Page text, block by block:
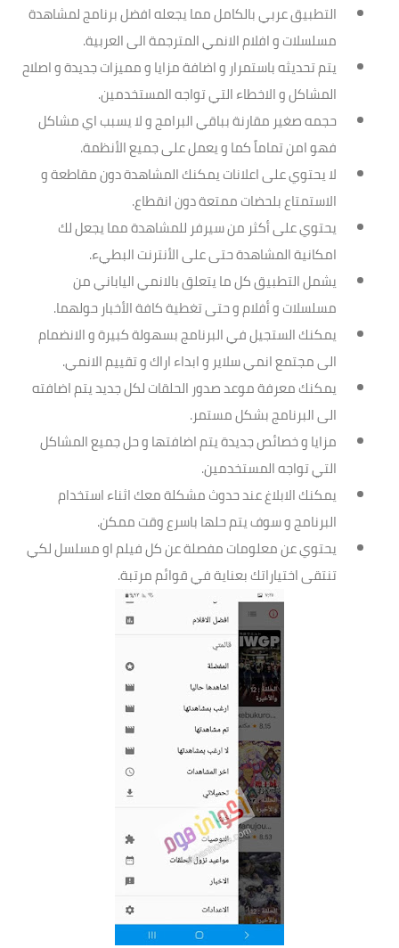
التطبيق عربي بالكامل مما يجعله افضل برنامج لمشاهدة
مسلسلات و افلام الانمي المترجمة الى العربية.
يتم تحديثه باستمرار و اضافة مزايا و مميزات جديدة و اصلاح
المشاكل و الاخطاء التي تواجه المستخدمين.
حجمه صغير مقارنة بباقي البرامج و لا يسبب اي مشاكل
فهو امن تماماً كما و يعمل على جميع الأنظمة.
لا يحتوي على اعلانات يمكنك المشاهدة دون مقاطعة و
الاستمتاع بلحضات ممتعة دون انقطاع.
يحتوي على أكثر من سيرفر للمشاهدة مما يجعل لك
امكانية المشاهدة حتى على الأنترنت البطيء.
يشمل التطبيق كل ما يتعلق بالانمي الياباني من
مسلسلات و أفلام و حتى تغطية كافة الأخبار حولهما.
يمكنك الستجيل في البرنامج بسهولة كبيرة و الانضمام
الى مجتمع انمي سلاير و ابداء اراك و تقييم الانمي.
يمكنك معرفة موعد صدور الحلقات لكل جديد يتم اضافته
الى البرنامج بشكل مستمر.
مزايا و خصائص جديدة يتم اضافتها و حل جميع المشاكل
التي تواجه المستخدمين.
يمكنك الابلاغ عند حدوث مشكلة معك اثناء استخدام
البرنامج و سوف يتم حلها باسرع وقت ممكن.
يحتوي عن معلومات مفصلة عن كل فيلم او مسلسل لكي
تنتقى اختياراتك بعناية في قوائم مرتبة.